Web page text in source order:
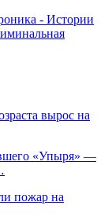
- Истории
вырос на
«Упыря» —
пожар на